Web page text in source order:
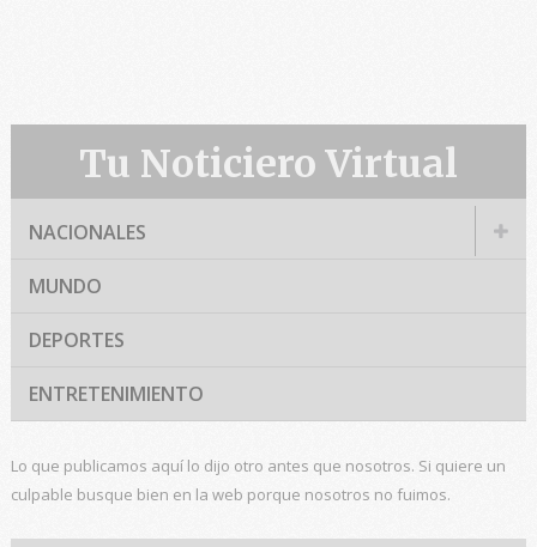
Tu Noticiero Virtual
NACIONALES
MUNDO
DEPORTES
ENTRETENIMIENTO
Lo que publicamos aquí lo dijo otro antes que nosotros. Si quiere un
culpable busque bien en la web porque nosotros no fuimos.